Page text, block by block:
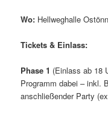
Wo: Hellweghalle
Tickets & Einlass:
Phase 1 (Einlass ab 18
Programm dabei – inkl.
anschließender Party